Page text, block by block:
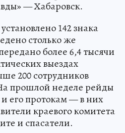
— Хабаровск.
142 знака
столько же
более 6,4 тысячи
выездах
200 сотрудников
прошлой неделе рейды
его протокам — в них
краевого комитета
и спасатели.